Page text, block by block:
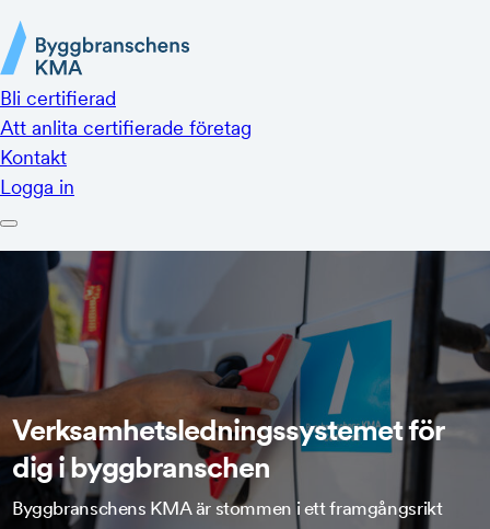
Hoppa till innehåll
Verksamhetsledningssystemet för
dig i byggbranschen
Byggbranschens KMA är stommen i ett framgångsrikt